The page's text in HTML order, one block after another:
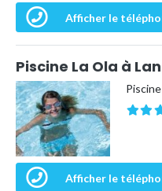
Afficher le
Piscine La Ola à
Afficher le